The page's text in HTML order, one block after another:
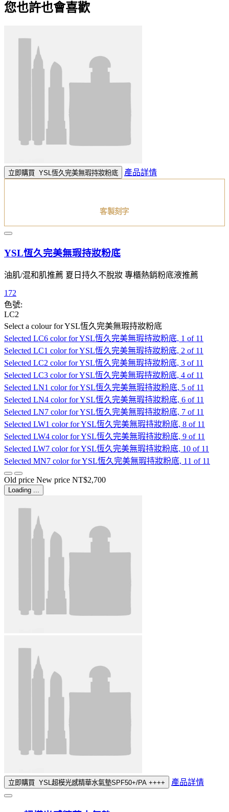
您也許也會喜歡
立即購買 YSL恆久完美無瑕持妝粉底 產品詳情
客製刻字
YSL恆久完美無瑕持妝粉底
油肌/混和肌推薦 夏日持久不脫妝 專櫃熱銷粉底液推薦
172
色號:
LC2
Select a colourfor YSL恆久完美無瑕持妝粉底
Selected LC6 color for YSL恆久完美無瑕持妝粉底, 1 of 11
Selected LC1 color for YSL恆久完美無瑕持妝粉底, 2 of 11
Selected LC2 color for YSL恆久完美無瑕持妝粉底, 3 of 11
Selected LC3 color for YSL恆久完美無瑕持妝粉底, 4 of 11
Selected LN1 color for YSL恆久完美無瑕持妝粉底, 5 of 11
Selected LN4 color for YSL恆久完美無瑕持妝粉底, 6 of 11
Selected LN7 color for YSL恆久完美無瑕持妝粉底, 7 of 11
Selected LW1 color for YSL恆久完美無瑕持妝粉底, 8 of 11
Selected LW4 color for YSL恆久完美無瑕持妝粉底, 9 of 11
Selected LW7 color for YSL恆久完美無瑕持妝粉底, 10 of 11
Selected MN7 color for YSL恆久完美無瑕持妝粉底, 11 of 11
Old price New price NT$2,700
Loading ...
立即購買 YSL超模光感精華水氣墊SPF50+/PA ++++ 產品詳情